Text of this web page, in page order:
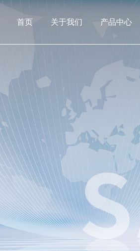
首页 关于我们 产品中心